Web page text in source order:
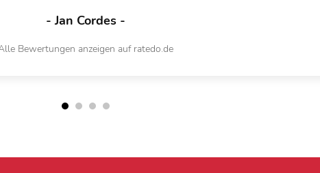
- Jan Cordes -
Bewertungen anzeigen auf ratedo.de